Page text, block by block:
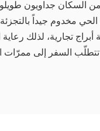
السكان جداويون طويلو
مخدوم جيداً بالتجزئة
تجارية، لذلك رعاية
السفر إلى ممرّات